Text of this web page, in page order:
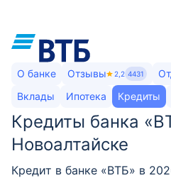
О банке Отзывы 2,2 4431
Вклады
Ипотека Кредиты
Кредиты банка
Новоалтайске
Кредит в банке «ВТБ» в